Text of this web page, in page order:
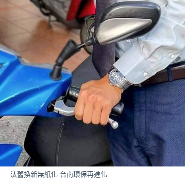
汰舊換新無紙化 台南環保再進化